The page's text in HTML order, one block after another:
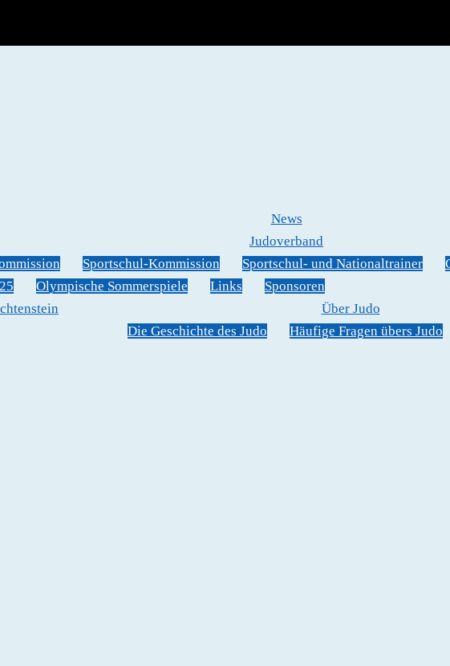
News
Judoverband
Sportschul-Kommission Sportschul- und Nationaltrainer
Olympische Sommerspiele Links
Sponsoren
Über Judo
Die Geschichte des Judo
Häufige Fragen übers Judo